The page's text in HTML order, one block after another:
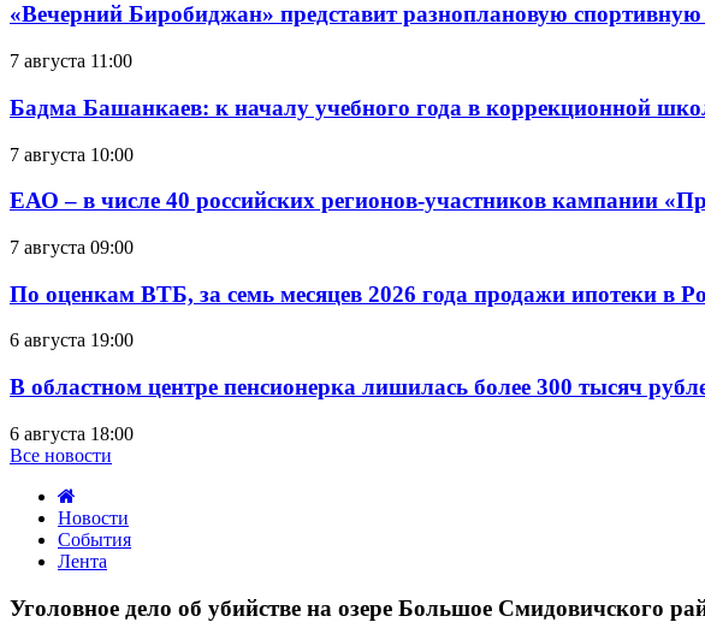
«Вечерний Биробиджан» представит разноплановую
7 августа 11:00
Бадма Башанкаев: к началу учебного года в коррекционной
7 августа 10:00
ЕАО – в числе 40 российских регионов-участников кампании
7 августа 09:00
По оценкам ВТБ, за семь месяцев 2026 года продажи ипотеки в
6 августа 19:00
В областном центре пенсионерка лишилась более 300 тысяч
6 августа 18:00
Все новости
Новости
События
Лента
дело
Уголовное дело об убийстве на озере Большое Смидовичского